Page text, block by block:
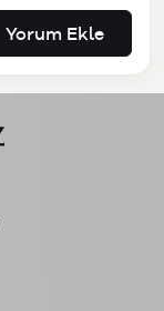
Yorum Ekle